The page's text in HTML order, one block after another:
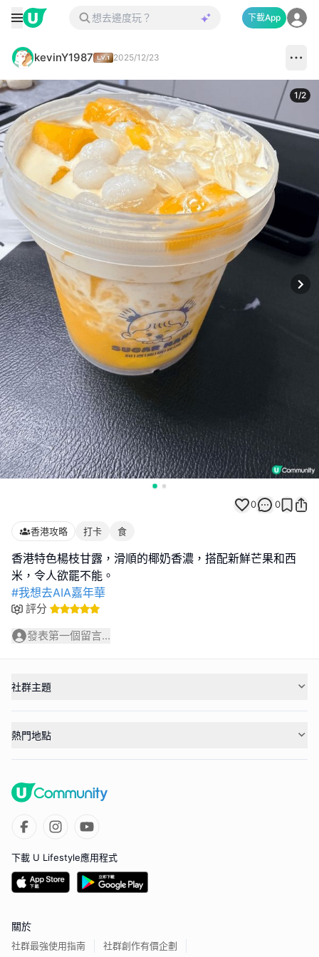
下載App
kevinY1987 2025/12/23
1/2
0 0
香港攻略 打卡 食
香港特色楊枝甘露，滑順的椰奶香濃，搭配新鮮芒果和西
#我想去AIA嘉年華
評分
發表第一個留言...
社群主題
熱門地點
下載 U Lifestyle應用程式
關於
社群最強使用指南 社群創作有價企劃